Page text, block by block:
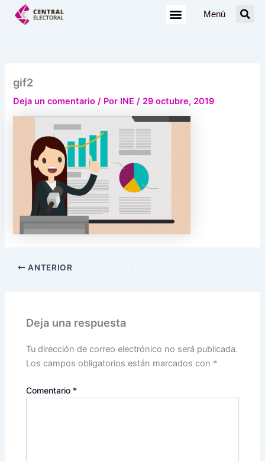
Menú
gif2
Deja un comentario / Por INE/ 29 octubre, 2019
ANTERIOR
Deja una respuesta
Tu dirección de correo electrónico no será publicada.
Los campos obligatorios están marcados con *
Comentario *